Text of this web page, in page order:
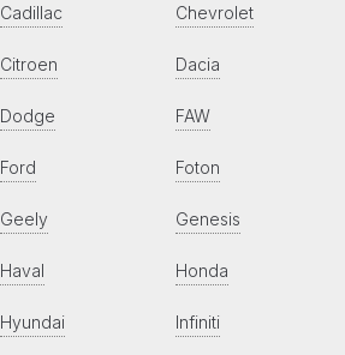
Cadillac Chevrolet
Citroen Dacia
Dodge FAW
Ford Foton
Geely Genesis
Haval Honda
Hyundai Infiniti